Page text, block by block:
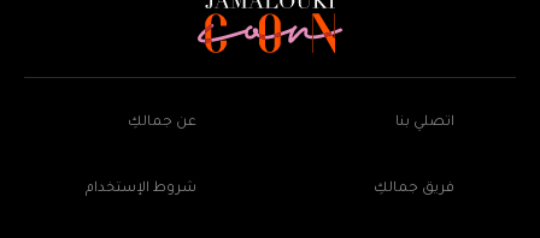
اتصلي بنا عن جمالكِ
فريق جمالكِ شروط الإستخدام